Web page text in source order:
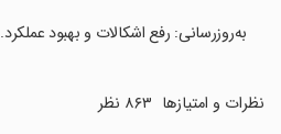
به‌روزرسانی: رفع اشکالات و بهبود عملکرد.
نظرات و امتیازها